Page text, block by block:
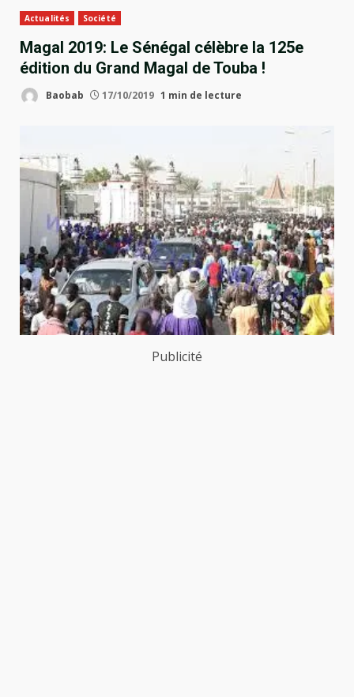
Actualités Société
Magal 2019: Le Sénégal célèbre la 125e
édition du Grand Magal de Touba !
Baobab 17/10/2019 1 min de lecture
Publicité